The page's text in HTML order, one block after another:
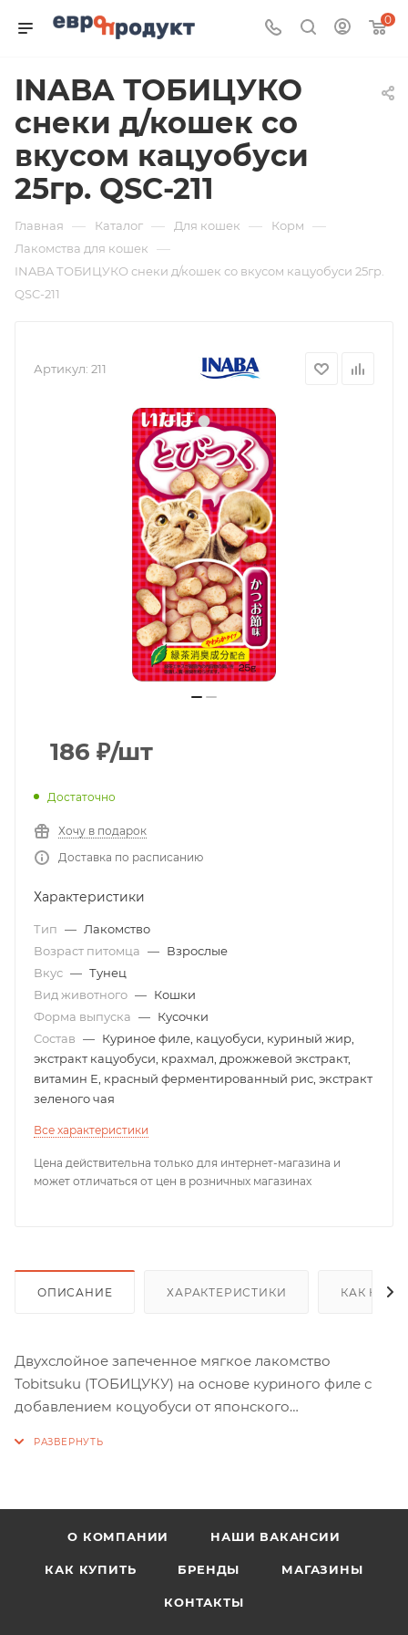
0
INABA ТОБИЦУКО
снеки д/кошек со
вкусом кацуобуси
25гр. QSC-211
Главная — Каталог — Для кошек — Корм —
Лакомства для кошек —
INABA ТОБИЦУКО снеки д/кошек со вкусом кацуобуси 25гр.
QSC-211
Артикул: 211
186 ₽/шт
Достаточно
Хочу в подарок
Доставка по расписанию
Характеристики
Тип — Лакомство
Возраст питомца — Взрослые
Вкус — Тунец
Вид животного — Кошки
Форма выпуска — Кусочки
Состав — Куриное филе, кацуобуси, куриный жир,
экстракт кацуобуси, крахмал, дрожжевой экстракт,
витамин Е, красный ферментированный рис, экстракт
зеленого чая
Все характеристики
Цена действительна только для интернет-магазина и
может отличаться от цен в розничных магазинах
ОПИСАНИЕ ХАРАКТЕРИСТИКИ КАК
Двухслойное запеченное мягкое лакомство
Tobitsuku (ТОБИЦУКУ) на основе куриного филе с
добавлением коцуобуси от японского
ингредиентов! Во все продукты добавлен экстракт
зеленого чая, который, благодаря содержанию
содержимого кишечника. Лакомство обогащёно
О КОМПАНИИ НАШИ ВАКАНСИИ
КАК КУПИТЬ БРЕНДЫ МАГАЗИНЫ
КОНТАКТЫ